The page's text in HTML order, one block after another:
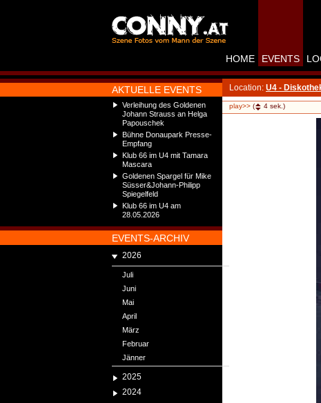
AKTUELLE EVENTS
Verleihung des Goldenen
Johann Strauss an Helga
Papouschek
Bühne Donaupark Presse-
Empfang
Klub 66 im U4 mit Tamara
Mascara
Goldenen Spargel für Mike
Süsser&Johann-Philipp
Spiegelfeld
Klub 66 im U4 am
28.05.2026
EVENTS-ARCHIV
2026
Juli
Juni
Mai
April
März
Februar
Jänner
2025
2024
HOME EVENTS
Location: U4 -
play>> ( 4 sek.)